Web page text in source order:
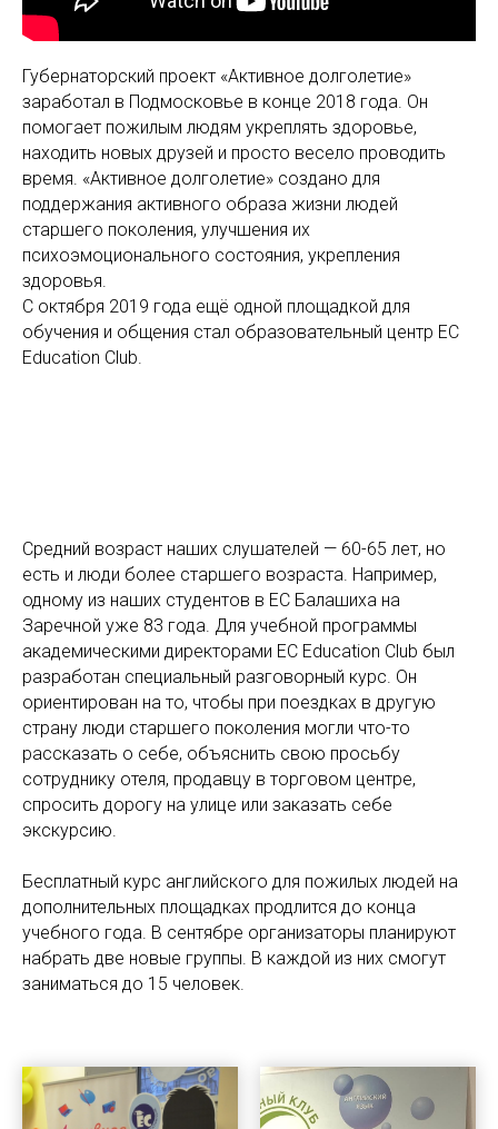
Губернаторский проект «Активное долголетие»
заработал в Подмосковье в конце 2018 года. Он
помогает пожилым людям укреплять здоровье,
находить новых друзей и просто весело проводить
время. «Активное долголетие» создано для
поддержания активного образа жизни людей
старшего поколения, улучшения их
психоэмоционального состояния, укрепления
здоровья.
С октября 2019 года ещё одной площадкой для
обучения и общения стал образовательный центр EC
Education Club.
Средний возраст наших слушателей — 60-65 лет, но
есть и люди более старшего возраста. Например,
одному из наших студентов в ЕС Балашиха на
Заречной уже 83 года. Для учебной программы
академическими директорами EC Education Club был
разработан специальный разговорный курс. Он
ориентирован на то, чтобы при поездках в другую
страну люди старшего поколения могли что-то
рассказать о себе, объяснить свою просьбу
сотруднику отеля, продавцу в торговом центре,
спросить дорогу на улице или заказать себе
экскурсию.
Бесплатный курс английского для пожилых людей на
дополнительных площадках продлится до конца
учебного года. В сентябре организаторы планируют
набрать две новые группы. В каждой из них смогут
заниматься до 15 человек.